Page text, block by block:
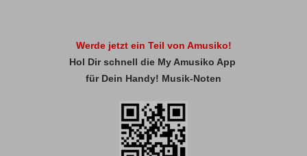
Werde jetzt ein Teil von Amusiko!
Hol Dir schnell die My Amusiko App
für Dein Handy! Musik-Noten